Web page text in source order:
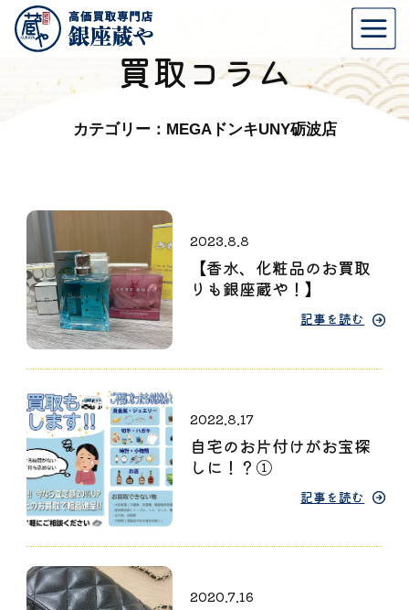
買取コラム
カテゴリー：MEGAドンキUNY砺波店
2023.8.8
【香水、化粧品のお買取
りも銀座蔵や！】
記事を読む
2022.8.17
自宅のお片付けがお宝探
しに！？①
記事を読む
2020.7.16